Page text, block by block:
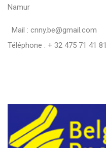
Namur
Mail : cnny.be@gmail.com
Téléphone : + 32 475 71 41 81